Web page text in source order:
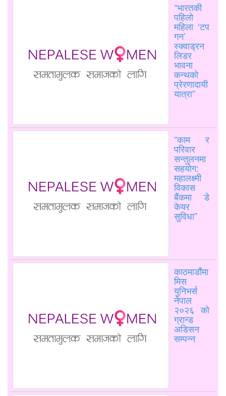
“भारतकी
पहिलो
महिला ‘टप
गन’
स्क्वाड्रन
लिडर
भावना
कन्थको
प्रेरणादायी
यात्रा”
“काम र
परिवार
सन्तुलनमा
सहयोग:
महालक्ष्मी
विकास
बैंकमा डे
केयर
सुविधा”
काठमाडौंमा
मिस
युनिभर्स
नेपाल
२०२६ को
ग्रान्ड
अडिसन
सम्पन्न